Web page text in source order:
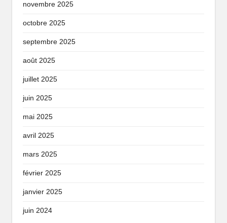
novembre 2025
octobre 2025
septembre 2025
août 2025
juillet 2025
juin 2025
mai 2025
avril 2025
mars 2025
février 2025
janvier 2025
juin 2024